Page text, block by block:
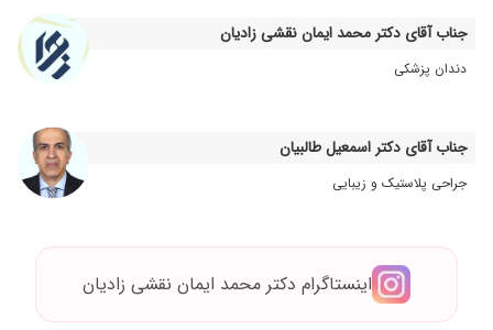
جناب آقای دکتر محمد ایمان نقشی زادیان
دندان پزشکی
جناب آقای دکتر اسمعیل طالبیان
جراحی پلاستیک و زیبایی
اینستاگرام دکتر محمد ایمان نقشی زادیان